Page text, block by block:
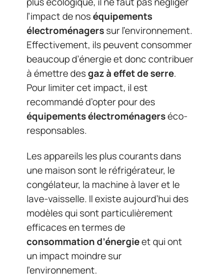
l’impact de noséquipements
électroménagerssur l’environnement.
Effectivement, ils peuvent consommer
beaucoup d’énergie et donc contribuer
à émettre desgaz à effet de serre.
Pour limiter cet impact, il est
recommandé d’opter pour des
équipements électroménagerséco-
responsables.
Les appareils les plus courants dans
une maison sont le réfrigérateur, le
congélateur, la machine à laver et le
lave-vaisselle. Il existe aujourd’hui des
modèles qui sont particulièrement
efficaces en termes de
consommation d’énergieet qui ont
un impact moindre sur
l’environnement.